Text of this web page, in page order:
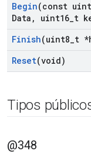
Begin(const
Data , uint16 t
Finish(uint8 t
Reset(void)
Tipos
@348